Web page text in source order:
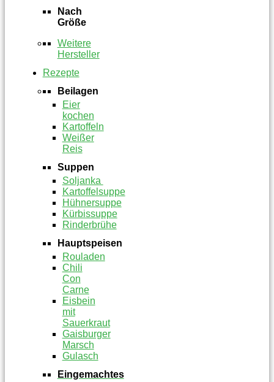
Nach
Größe
Weitere
Hersteller
Rezepte
Beilagen
Eier
kochen
Kartoffeln
Weißer
Reis
Suppen
Soljanka
Kartoffelsuppe
Hühnersuppe
Kürbissuppe
Rinderbrühe
Hauptspeisen
Rouladen
Chili
Con
Carne
Eisbein
mit
Sauerkraut
Gaisburger
Marsch
Gulasch
Eingemachtes